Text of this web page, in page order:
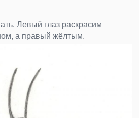
Левый глаз раскрасим
а правый жёлтым.